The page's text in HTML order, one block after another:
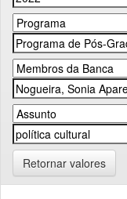
Retornar valores